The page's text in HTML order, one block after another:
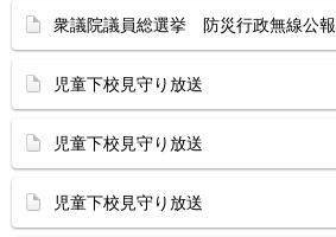
衆議院議員総選挙 防災行政無線公報
児童下校見守り放送
児童下校見守り放送
児童下校見守り放送